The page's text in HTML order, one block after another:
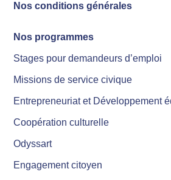
Nos conditions générales
Nos programmes
Stages pour demandeurs d’emploi
Missions de service civique
Entrepreneuriat et Développement
Coopération culturelle
Odyssart
Engagement citoyen